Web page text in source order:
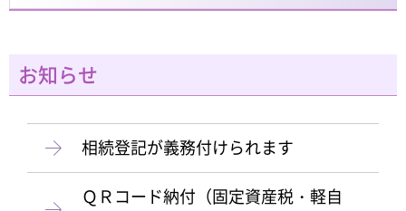
お知らせ
相続登記が義務付けられます
ＱＲコード納付（固定資産税・軽自